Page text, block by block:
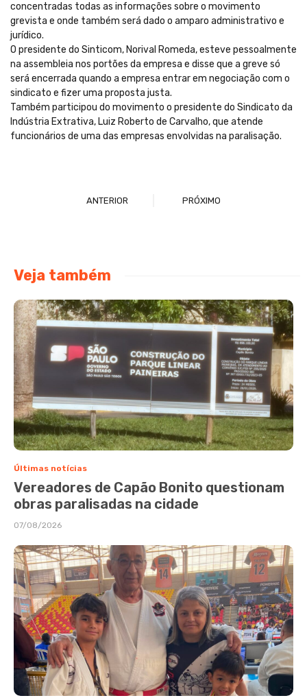
concentradas todas as informações sobre o movimento
grevista e onde também será dado o amparo administrativo e
jurídico.
O presidente do Sinticom, Norival Romeda, esteve pessoalmente
na assembleia nos portões da empresa e disse que a greve só
será encerrada quando a empresa entrar em negociação com o
sindicato e fizer uma proposta justa.
Também participou do movimento o presidente do Sindicato da
Indústria Extrativa, Luiz Roberto de Carvalho, que atende
funcionários de uma das empresas envolvidas na paralisação.
ANTERIOR PRÓXIMO
Veja também
Últimas notícias
Vereadores de Capão Bonito questionam
obras paralisadas na cidade
07/08/2026